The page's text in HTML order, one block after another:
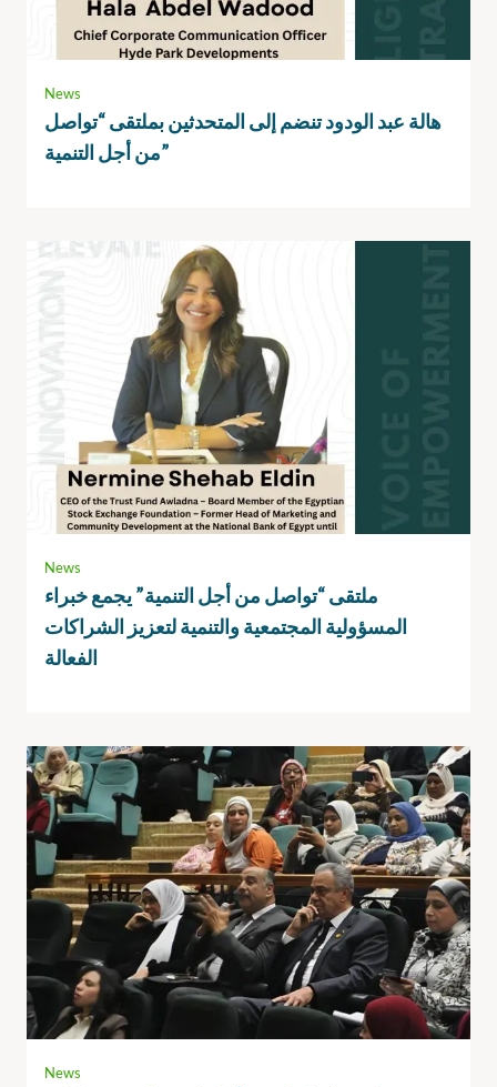
News
هالة عبد الودود تنضم إلى المتحدثين بملتقى “تواصل
من أجل التنمية”
News
ملتقى “تواصل من أجل التنمية” يجمع خبراء
المسؤولية المجتمعية والتنمية لتعزيز الشراكات
الفعالة
News